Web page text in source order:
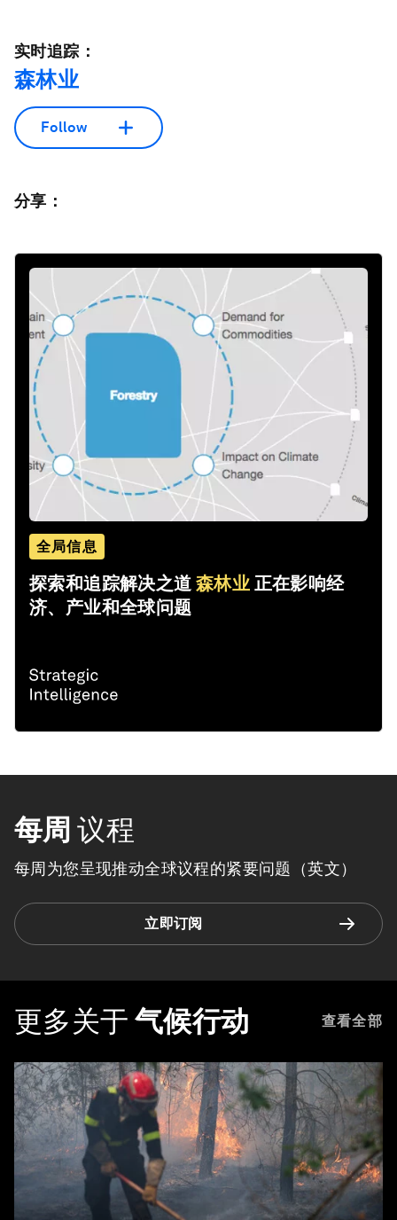
实时追踪：
森林业
Follow
分享：
全局信息
探索和追踪解决之道森林业 正在影响经
济、产业和全球问题
每周 议程
每周为您呈现推动全球议程的紧要问题（英文）
立即订阅
更多关于 气候行动 查看全部